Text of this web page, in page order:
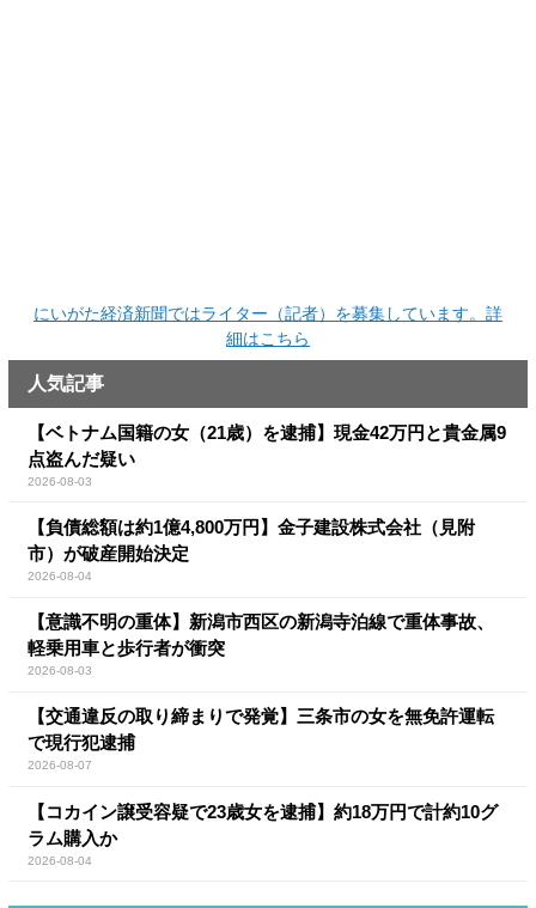
にいがた経済新聞ではライター（記者）を募集しています。詳
細はこちら
人気記事
【ベトナム国籍の女（21歳）を逮捕】現金42万円と貴金属9
点盗んだ疑い
2026-08-03
【負債総額は約1億4,800万円】金子建設株式会社（見附
市）が破産開始決定
2026-08-04
【意識不明の重体】新潟市西区の新潟寺泊線で重体事故、
軽乗用車と歩行者が衝突
2026-08-03
【交通違反の取り締まりで発覚】三条市の女を無免許運転
で現行犯逮捕
2026-08-07
【コカイン譲受容疑で23歳女を逮捕】約18万円で計約10グ
ラム購入か
2026-08-04